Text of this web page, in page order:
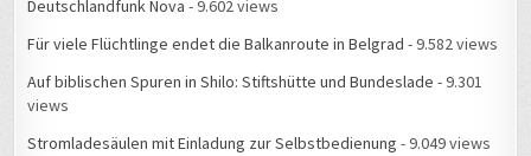
Deutschlandfunk Nova - 9.602 views
Für viele Flüchtlinge endet die Balkanroute in Belgrad - 9.582 views
Auf biblischen Spuren in Shilo: Stiftshütte und Bundeslade - 9.301
views
Stromladesäulen mit Einladung zur Selbstbedienung - 9.049 views